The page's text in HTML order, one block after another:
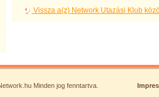
Vissza a(z) Network Utazási Klub
Minden jog fenntartva.